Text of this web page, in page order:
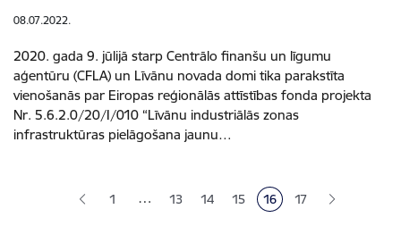
08.07.2022.
2020. gada 9. jūlijā starp Centrālo finanšu un līgumu
aģentūru (CFLA) un Līvānu novada domi tika parakstīta
vienošanās par Eiropas reģionālās attīstības fonda projekta
Nr. 5.6.2.0/20/I/010 “Līvānu industriālās zonas
infrastruktūras pielāgošana jaunu…
Lapošana 1 … Lapa
13 Lapa
14 Lapa
15 Pašreizējā lapa
16 Lapa
17